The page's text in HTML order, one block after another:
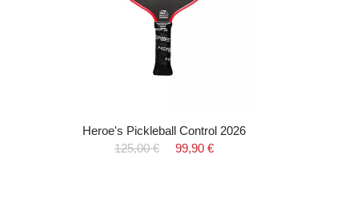
Heroe's Pickleball Control 2026
125,00 €
99,90 €